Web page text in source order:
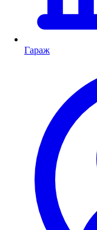
Гараж